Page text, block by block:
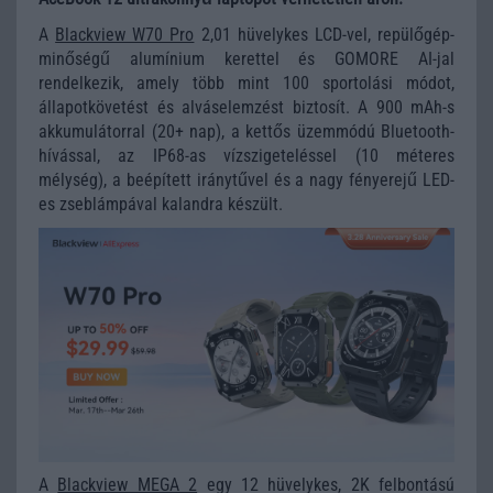
A Blackview W70 Pro 2,01 hüvelykes LCD-vel, repülőgép-
minőségű alumínium kerettel és GOMORE AI-jal
rendelkezik, amely több mint 100 sportolási módot,
állapotkövetést és alváselemzést biztosít. A 900 mAh-s
akkumulátorral (20+ nap), a kettős üzemmódú Bluetooth-
hívással, az IP68-as vízszigeteléssel (10 méteres
mélység), a beépített iránytűvel és a nagy fényerejű LED-
es zseblámpával kalandra készült.
A Blackview MEGA 2 egy 12 hüvelykes, 2K felbontású